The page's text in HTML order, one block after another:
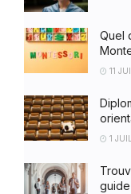
Quel
11
1